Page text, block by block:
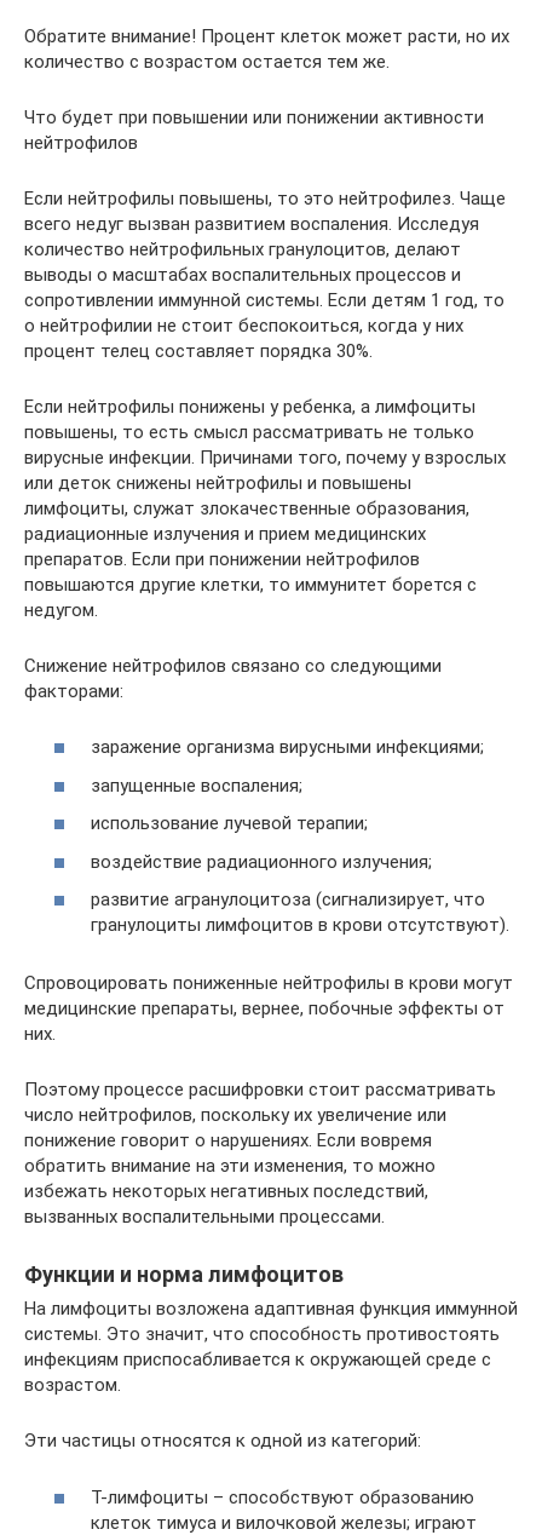
Обратите внимание! Процент клеток может расти, но их
количество с возрастом остается тем же.
Что будет при повышении или понижении активности
нейтрофилов
Если нейтрофилы повышены, то это нейтрофилез. Чаще
всего недуг вызван развитием воспаления. Исследуя
количество нейтрофильных гранулоцитов, делают
выводы о масштабах воспалительных процессов и
сопротивлении иммунной системы. Если детям 1 год, то
о нейтрофилии не стоит беспокоиться, когда у них
процент телец составляет порядка 30%.
Если нейтрофилы понижены у ребенка, а лимфоциты
повышены, то есть смысл рассматривать не только
вирусные инфекции. Причинами того, почему у взрослых
или деток снижены нейтрофилы и повышены
лимфоциты, служат злокачественные образования,
радиационные излучения и прием медицинских
препаратов. Если при понижении нейтрофилов
повышаются другие клетки, то иммунитет борется с
недугом.
Снижение нейтрофилов связано со следующими
факторами:
заражение организма вирусными инфекциями;
запущенные воспаления;
использование лучевой терапии;
воздействие радиационного излучения;
развитие агранулоцитоза (сигнализирует, что
гранулоциты лимфоцитов в крови отсутствуют).
Спровоцировать пониженные нейтрофилы в крови могут
медицинские препараты, вернее, побочные эффекты от
них.
Поэтому процессе расшифровки стоит рассматривать
число нейтрофилов, поскольку их увеличение или
понижение говорит о нарушениях. Если вовремя
обратить внимание на эти изменения, то можно
избежать некоторых негативных последствий,
вызванных воспалительными процессами.
Функции и норма лимфоцитов
На лимфоциты возложена адаптивная функция иммунной
системы. Это значит, что способность противостоять
инфекциям приспосабливается к окружающей среде с
возрастом.
Эти частицы относятся к одной из категорий:
Т-лимфоциты – способствуют образованию
клеток тимуса и вилочковой железы; играют